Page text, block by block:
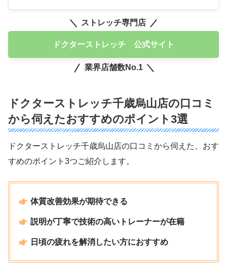
ストレッチ専門店
ドクターストレッチ 公式サイト
業界店舗数No.1
ドクターストレッチ千歳烏山店の口コミ
から伺えたおすすめのポイント3選
ドクターストレッチ千歳烏山店の口コミから伺えた、おす
すめのポイント3つご紹介します。
体質改善効果が期待できる
説明が丁寧で技術の高いトレーナーが在籍
日頃の疲れを解消したい方におすすめ